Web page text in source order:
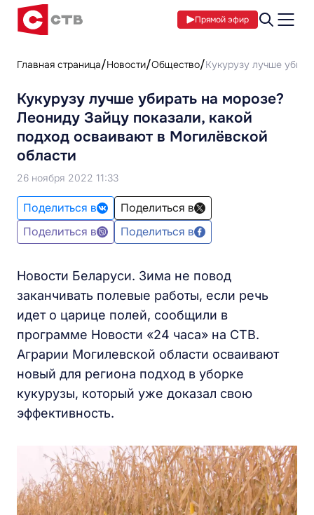
Прямой эфир
Главная страница Новости Общество Кукурузу лучше
Кукурузу лучше убирать на морозе?
Леониду Зайцу показали, какой
подход осваивают в Могилёвской
области
26 ноября 2022 11:33
Поделиться в
Поделиться в
Поделиться в
Поделиться в
Новости Беларуси. Зима не повод
заканчивать полевые работы, если речь
идет о царице полей, сообщили в
программе Новости «24 часа» на СТВ.
Аграрии Могилевской области осваивают
новый для региона подход в уборке
кукурузы, который уже доказал свою
эффективность.